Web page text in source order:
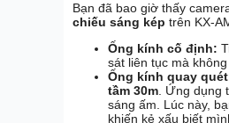
Bạn đã bao giờ thấy
chiếu sáng kép trên KX-
Ống kính cố định:
sát liên tục mà
Ống kính quay
tầm 30m. Ứng dụng
sáng ấm. Lúc này,
khiến kẻ xấu biết